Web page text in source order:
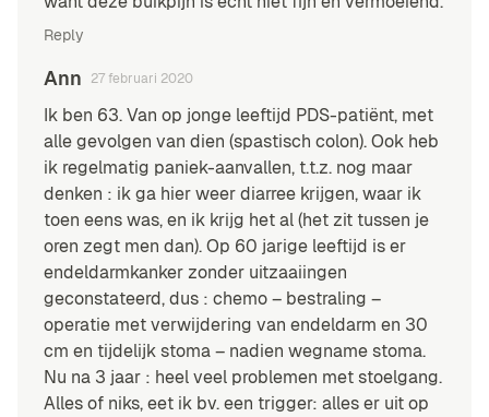
Reply
Ann 27 februari 2020
Ik ben 63. Van op jonge leeftijd PDS-patiënt, met
alle gevolgen van dien (spastisch colon). Ook heb
ik regelmatig paniek-aanvallen, t.t.z. nog maar
denken : ik ga hier weer diarree krijgen, waar ik
toen eens was, en ik krijg het al (het zit tussen je
oren zegt men dan). Op 60 jarige leeftijd is er
endeldarmkanker zonder uitzaaiingen
geconstateerd, dus : chemo – bestraling –
operatie met verwijdering van endeldarm en 30
cm en tijdelijk stoma – nadien wegname stoma.
Nu na 3 jaar : heel veel problemen met stoelgang.
Alles of niks, eet ik bv. een trigger: alles er uit op